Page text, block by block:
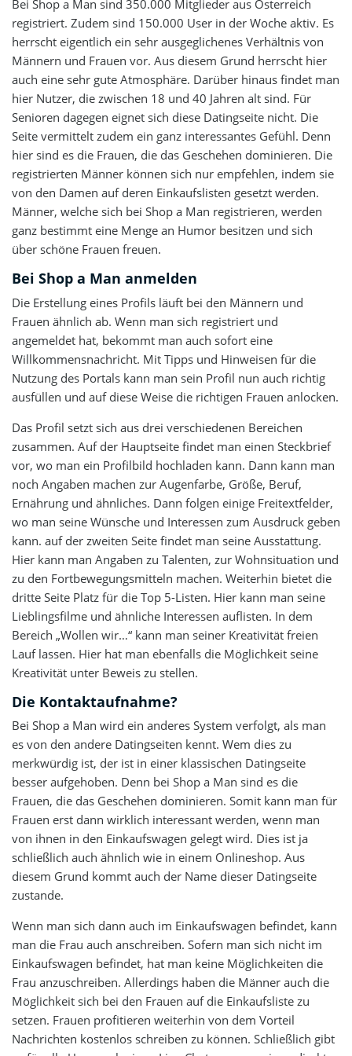
3 Sterne
2 Sterne
1 Stern 0%
Bei Shop a Man sind 350.000 Mitglieder aus Österreich
registriert. Zudem sind 150.000 User in der Woche aktiv. Es
herrscht eigentlich ein sehr ausgeglichenes Verhältnis von
Männern und Frauen vor. Aus diesem Grund herrscht hier
auch eine sehr gute Atmosphäre. Darüber hinaus findet man
hier Nutzer, die zwischen 18 und 40 Jahren alt sind. Für
Senioren dagegen eignet sich diese Datingseite nicht. Die
Seite vermittelt zudem ein ganz interessantes Gefühl. Denn
hier sind es die Frauen, die das Geschehen dominieren. Die
registrierten Männer können sich nur empfehlen, indem sie
von den Damen auf deren Einkaufslisten gesetzt werden.
Männer, welche sich bei Shop a Man registrieren, werden
ganz bestimmt eine Menge an Humor besitzen und sich
über schöne Frauen freuen.
Bei Shop a Man anmelden
Die Erstellung eines Profils läuft bei den Männern und
Frauen ähnlich ab. Wenn man sich registriert und
angemeldet hat, bekommt man auch sofort eine
Willkommensnachricht. Mit Tipps und Hinweisen für die
Nutzung des Portals kann man sein Profil nun auch richtig
ausfüllen und auf diese Weise die richtigen Frauen anlocken.
Das Profil setzt sich aus drei verschiedenen Bereichen
zusammen. Auf der Hauptseite findet man einen Steckbrief
vor, wo man ein Profilbild hochladen kann. Dann kann man
noch Angaben machen zur Augenfarbe, Größe, Beruf,
Ernährung und ähnliches. Dann folgen einige Freitextfelder,
wo man seine Wünsche und Interessen zum Ausdruck geben
kann. auf der zweiten Seite findet man seine Ausstattung.
Hier kann man Angaben zu Talenten, zur Wohnsituation und
zu den Fortbewegungsmitteln machen. Weiterhin bietet die
dritte Seite Platz für die Top 5-Listen. Hier kann man seine
Lieblingsfilme und ähnliche Interessen auflisten. In dem
Bereich „Wollen wir…“ kann man seiner Kreativität freien
Lauf lassen. Hier hat man ebenfalls die Möglichkeit seine
Kreativität unter Beweis zu stellen.
Die Kontaktaufnahme?
Bei Shop a Man wird ein anderes System verfolgt, als man
es von den andere Datingseiten kennt. Wem dies zu
merkwürdig ist, der ist in einer klassischen Datingseite
besser aufgehoben. Denn bei Shop a Man sind es die
Frauen, die das Geschehen dominieren. Somit kann man für
Frauen erst dann wirklich interessant werden, wenn man
von ihnen in den Einkaufswagen gelegt wird. Dies ist ja
schließlich auch ähnlich wie in einem Onlineshop. Aus
diesem Grund kommt auch der Name dieser Datingseite
zustande.
Wenn man sich dann auch im Einkaufswagen befindet, kann
man die Frau auch anschreiben. Sofern man sich nicht im
Einkaufswagen befindet, hat man keine Möglichkeiten die
Frau anzuschreiben. Allerdings haben die Männer auch die
Möglichkeit sich bei den Frauen auf die Einkaufsliste zu
setzen. Frauen profitieren weiterhin von dem Vorteil
Nachrichten kostenlos schreiben zu können. Schließlich gibt